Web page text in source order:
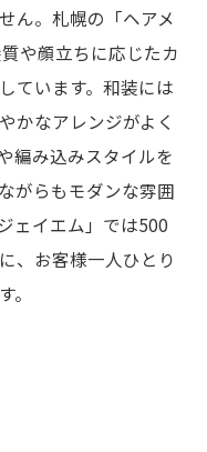
ん。札幌の「ヘアメ
や顔立ちに応じたカ
ています。和装には
かなアレンジがよく
編み込みスタイルを
がらもモダンな雰囲
ェイエム」では500
、お客様一人ひとり
。